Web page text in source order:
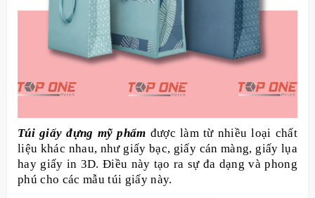
Túi giấy đựng mỹ phẩm được làm từ nhiều loại chất
liệu khác nhau, như giấy bạc, giấy cán màng, giấy lụa
hay giấy in 3D. Điều này tạo ra sự đa dạng và phong
phú cho các mẫu túi giấy này.